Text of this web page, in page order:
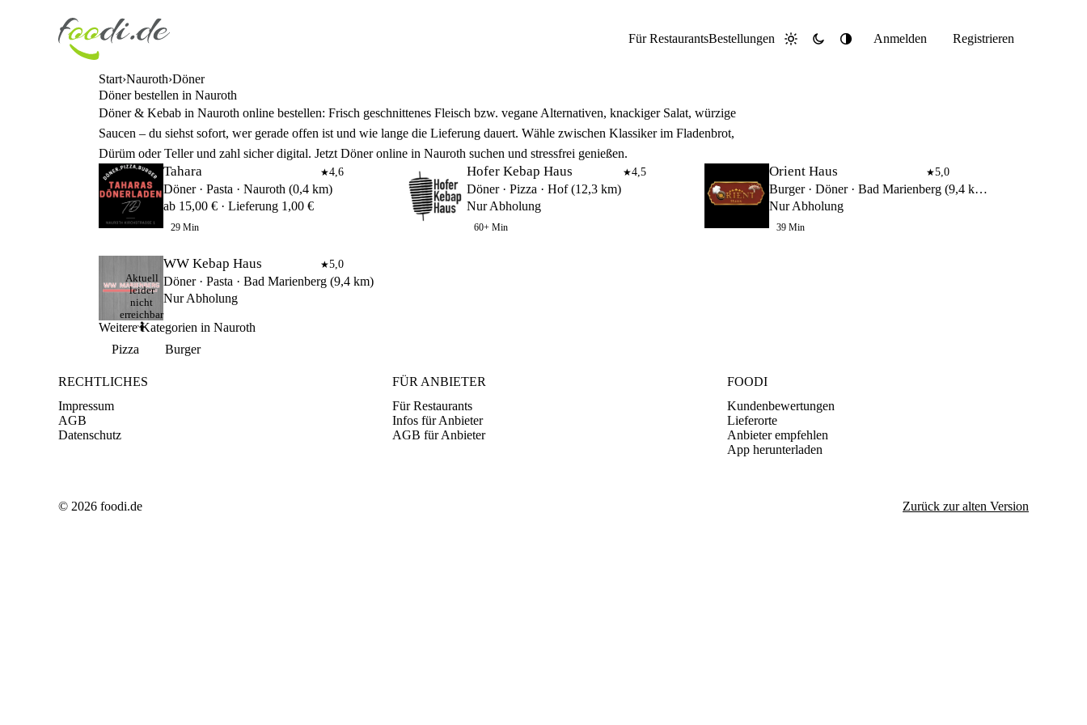
Für RestaurantsBestellungen Hell DunkelSystemAnmelden Registrieren
Start Nauroth Döner
Döner bestellen in Nauroth
Döner & Kebab in Nauroth online bestellen: Frisch geschnittenes Fleisch bzw. vegane Alternativen, knackiger Salat, würzige
Saucen – du siehst sofort, wer gerade offen ist und wie lange die Lieferung dauert. Wähle zwischen Klassiker im Fladenbrot,
Dürüm oder Teller und zahl sicher digital. Jetzt Döner online in Nauroth suchen und stressfrei genießen.
Tahara ★4,6
Döner · Pasta · Nauroth (0,4 km)
ab 15,00 € · Lieferung 1,00 €
29 Min
Hofer Kebap Haus ★4,5
Döner · Pizza · Hof (12,3 km)
Nur Abholung
60+ Min
Orient Haus ★5,0
Burger · Döner · Bad Marienberg (9,4 km)
Nur Abholung
39 Min
WW Kebap Haus ★5,0
Döner · Pasta · Bad Marienberg (9,4 km)
Nur Abholung
Aktuell
leider
nicht
erreichbar
🤷
Weitere Kategorien in Nauroth
Pizza
Burger
RECHTLICHES
Impressum
AGB
Datenschutz
FÜR ANBIETER
Für Restaurants
Infos für Anbieter
AGB für Anbieter
FOODI
Kundenbewertungen
Lieferorte
Anbieter empfehlen
App herunterladen
© 2026 foodi.de Zurück zur alten Version